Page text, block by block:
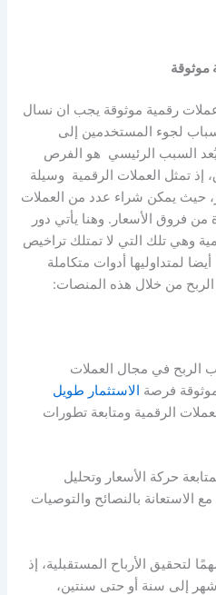
رقمية موثوقة يجب ان نسال
لجوء المستخدمين إلى
السبب الرئيسي هو الفرص
إذ تمثل العملات الرقمية وسيلة
حيث يمكن شراء عدد من العملات
من فروق الأسعار. وهنا يأتي دور
وهي تلك التي لا تمتلك تراخيص
لمتداوليها أدوات متكاملة
من خلال هذه المنصات:
الربح في مجال العملات
فرصةالاستثمار طويل
الرقمية ومتابعة تطورات
حركة الأسعار وتحليل
بالنصائح والتوصيات
لتحقيق الأرباح المستقبلية، إذ
إلى سنة أو حتى سنتين،